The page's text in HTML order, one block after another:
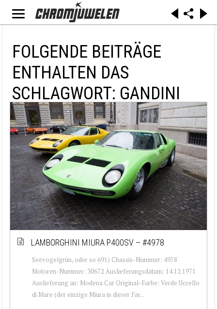
FOLGENDE BEITRÄGE
ENTHALTEN DAS
SCHLAGWORT: GANDINI
LAMBORGHINI MIURA P400SV – #4978
Seevogelgrün, oder so 691) Chassis-Nummer: 4978
Motoren-Nummer: 30672 Auslieferungsdatum: 14.12.1971
Auslieferung an: Modena Car Original-Farbe: Verde Uccello
di Mare (der einzige Miura in dieser Far...